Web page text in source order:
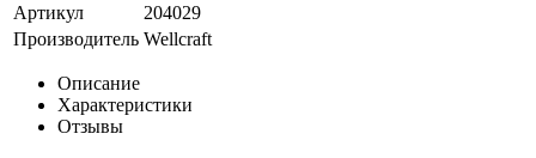
Артикул
204029
Производитель Wellcraft
Описание
Характеристики
Отзывы